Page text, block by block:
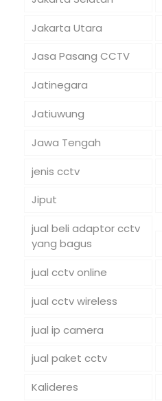
Jakarta Utara
Jasa Pasang CCTV
Jatinegara
Jatiuwung
Jawa Tengah
jenis cctv
Jiput
jual beli adaptor cctv
yang bagus
jual cctv online
jual cctv wireless
jual ip camera
jual paket cctv
Kalideres